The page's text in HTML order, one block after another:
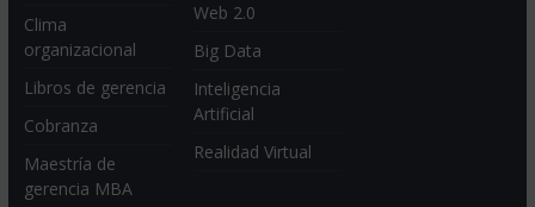
Clima
organizacional
Libros de gerencia
Cobranza
Maestría de
gerencia MBA
Web 2.0
Big Data
Inteligencia
Artificial
Realidad Virtual